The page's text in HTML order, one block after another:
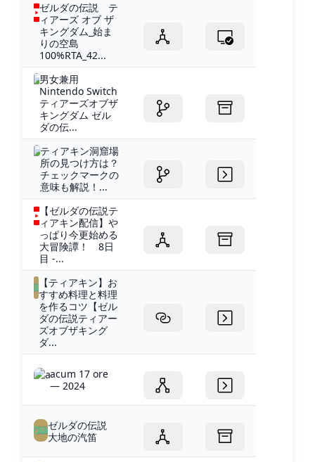
ゼルダの伝説 テ
ィアーズ オブ ザ
キングダム_始ま
りの空島
100%RTA_42...
男女兼用
Nintendo Switch
ティアーズオブザ
キングダム ゼル
ダの伝...
ティアキン洞窟場
所の見つけ方は？
チェックマークの
意味も解説！...
【ゼルダの伝説テ
ィアキン配信】や
っぱり今更始める
大冒険譚！ 8日
目 -...
【ティアキン】お
すすめ料理と料理
を作るコツ【ゼル
ダの伝説ティアー
ズオブザキング
ダ...
acum 17 ore
— 2024
ゼルダの伝説
大地の汽笛